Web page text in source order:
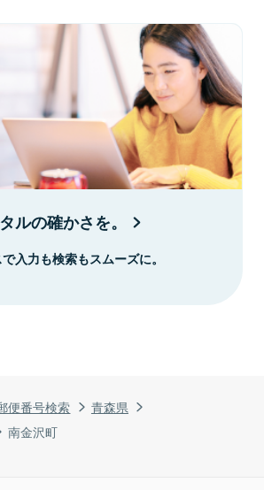
便番号検索
青森県
南金沢町
ルの確かさを。
入力も検索もスムーズに。